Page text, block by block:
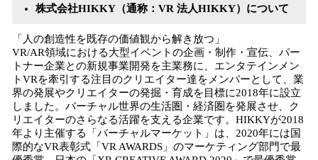
株式会社HIKKY（通称：VR 法人HIKKY）について
「人の創造性を既存の価値観から解き放つ」
VR/AR領域における大型イベントの企画・制作・宣伝、パー
トナー企業との新規事業開発を主業務に、エンタテインメン
トVRを牽引する注目のクリエイター達をメンバーとして、業
界の発展やクリエイターの発掘・育成を目標に2018年に設立
しました。バーチャル世界の生活圏・経済圏を発展させ、ク
リエイターのさらなる活躍を支える企業です。HIKKYが2018
年より主催する「バーチャルマーケット」は、2020年には国
際的なVR表彰式「VR AWARDS」のマーケティング部門で最